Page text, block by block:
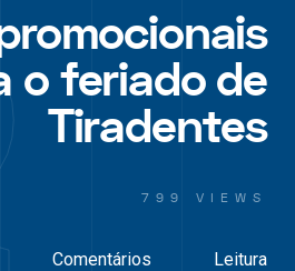
o feriado de
Tiradentes
799 VIEWS
Comentários
Leitura